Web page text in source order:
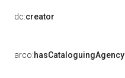
dc:creator
arco:hasCataloguingAgency